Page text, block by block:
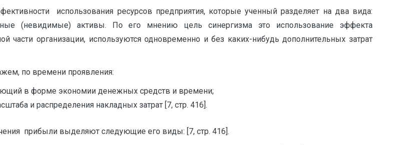
использования ресурсов предприятия, которые ученный разделяет на два вида:
(невидимые) активы. По его мнению цель синергизма это использование эффекта
части организации, используются одновременно и без каких-нибудь дополнительных затрат
по времени проявления:
в форме экономии денежных средств и времени;
и распределения накладных затрат [7, стр. 416].
прибыли выделяют следующие его виды: [7, стр. 416].